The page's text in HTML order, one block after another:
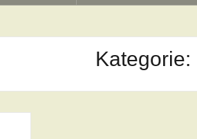
Kategorie: